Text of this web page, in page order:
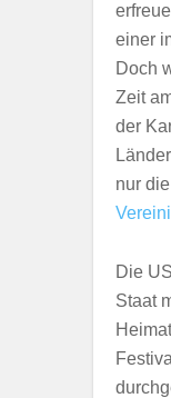
einer
Doch
Zeit
der
nur
Die
Staat